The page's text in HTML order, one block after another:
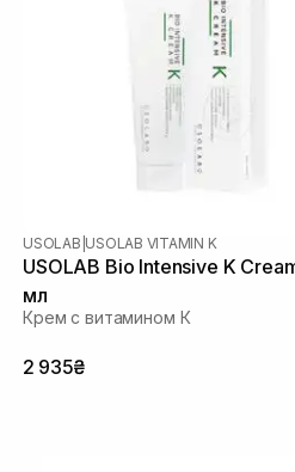
USOLAB USOLAB VITAMIN K
USOLAB Bio Intensive K
мл
Крем с витамином К
2 935₴